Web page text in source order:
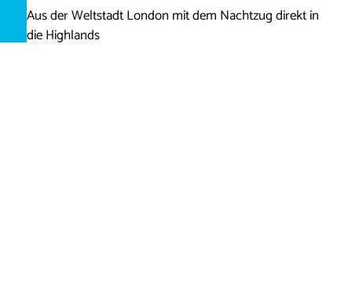
Aus der Weltstadt London mit dem Nachtzug direkt in
die Highlands